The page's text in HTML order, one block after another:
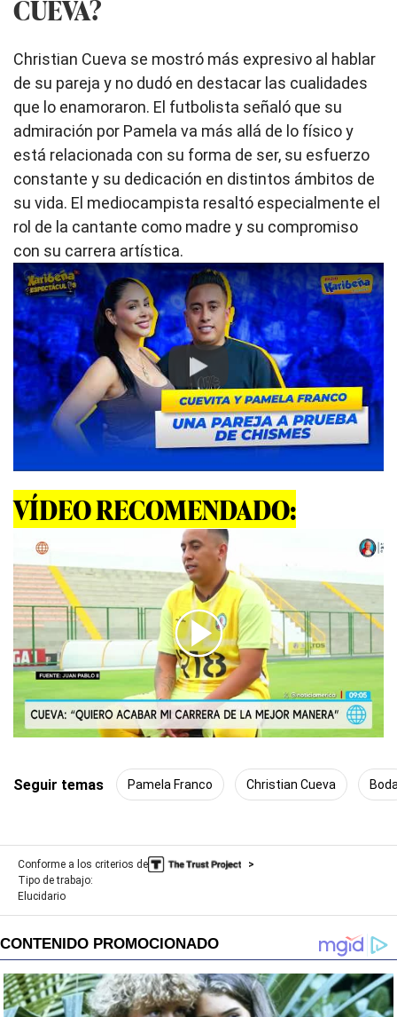
CUEVA?
Christian Cueva se mostró más expresivo al hablar
de su pareja y no dudó en destacar las cualidades
que lo enamoraron. El futbolista señaló que su
admiración por Pamela va más allá de lo físico y
está relacionada con su forma de ser, su esfuerzo
constante y su dedicación en distintos ámbitos de
su vida. El mediocampista resaltó especialmente el
rol de la cantante como madre y su compromiso
con su carrera artística.
Play
VÍDEO RECOMENDADO:
00:00/01:31
Seguir temas Pamela Franco Christian Cueva
Conforme a los criterios de
Tipo de trabajo:
Elucidario